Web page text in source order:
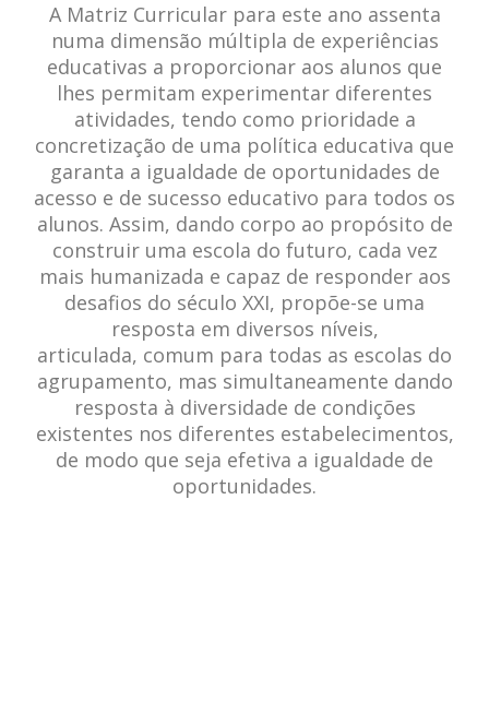
A Matriz Curricular para este ano assenta
numa dimensão múltipla de experiências
educativas a proporcionar aos alunos que
lhes permitam experimentar diferentes
atividades, tendo como prioridade a
concretização de uma política educativa que
garanta a igualdade de oportunidades de
acesso e de sucesso educativo para todos os
alunos. Assim, dando corpo ao propósito de
construir uma escola do futuro, cada vez
mais humanizada e capaz de responder aos
desafios do século XXI, propõe-se uma
resposta em diversos níveis,
articulada, comum para todas as escolas do
agrupamento, mas simultaneamente dando
resposta à diversidade de condições
existentes nos diferentes estabelecimentos,
de modo que seja efetiva a igualdade de
oportunidades.